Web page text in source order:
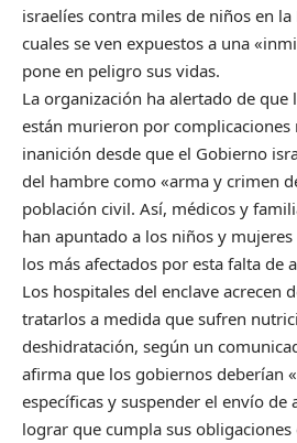
israelíes contra miles de niños en la
cuales se ven expuestos a una
pone en peligro sus vidas.
La organización ha alertado de que
están murieron por complicaciones
inanición desde que el Gobierno
del hambre como «arma y crimen
población civil. Así, médicos y
han apuntado a los niños y
los más afectados por esta falta de
Los hospitales del enclave acrecen
tratarlos a medida que sufren
deshidratación, según un
afirma que los gobiernos deberían
específicas y suspender el envío de
lograr que cumpla sus obligaciones